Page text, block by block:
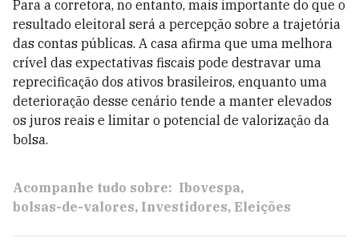
Para a corretora, no entanto, mais importante do que o
resultado eleitoral será a percepção sobre a trajetória
das contas públicas. A casa afirma que uma melhora
crível das expectativas fiscais pode destravar uma
reprecificação dos ativos brasileiros, enquanto uma
deterioração desse cenário tende a manter elevados
os juros reais e limitar o potencial de valorização da
bolsa.
Acompanhe tudo sobre: Ibovespa
bolsas-de-valores Investidores Eleições